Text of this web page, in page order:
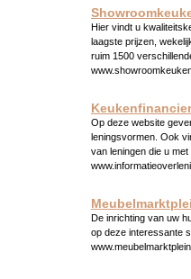
Hier vindt u
laagste prijzen,
ruim 1500
Op deze website
leningsvormen. Ook
van leningen die u
De inrichting van uw
op deze interessante